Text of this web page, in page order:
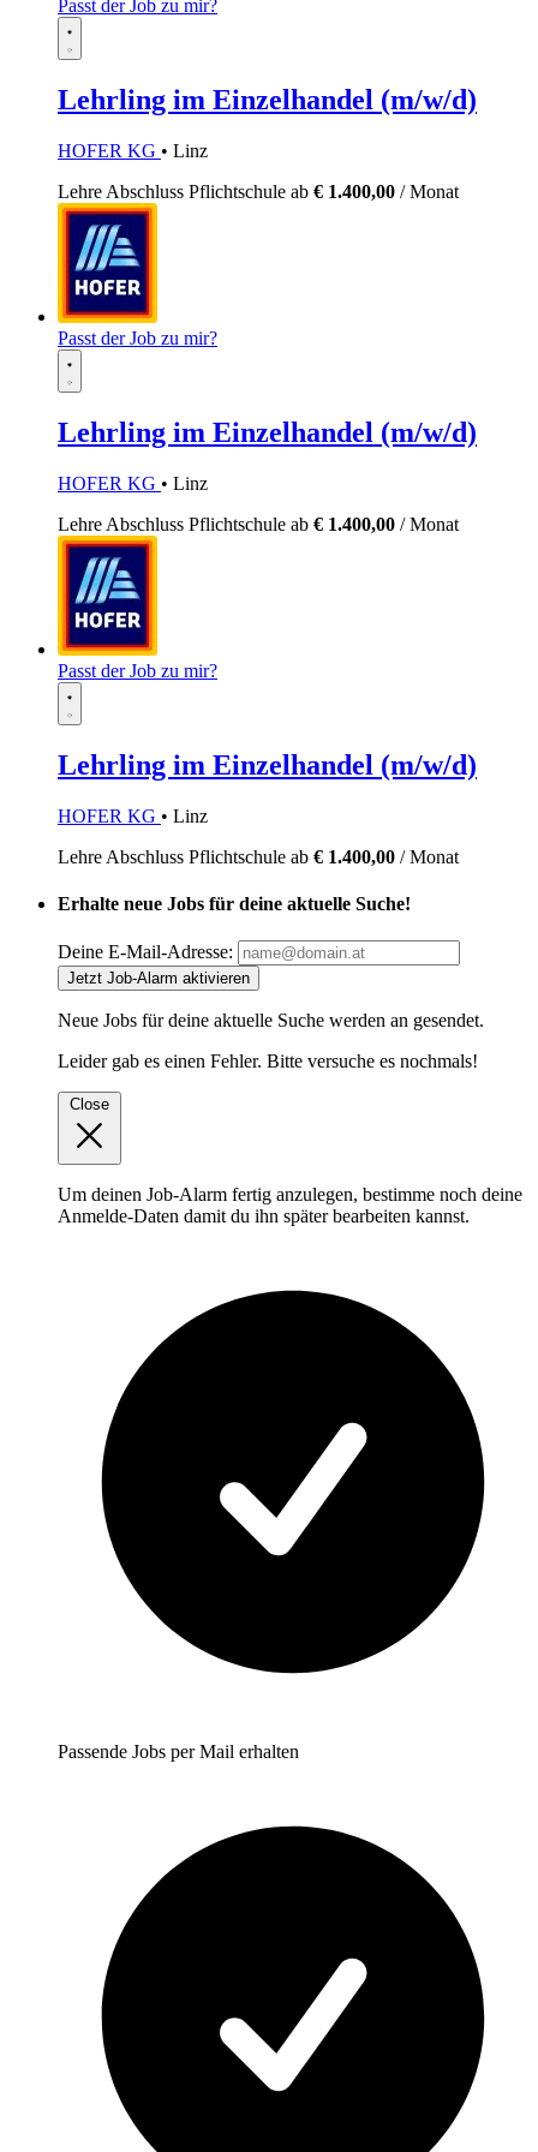
Passt der Job zu mir?
Lehrling im Einzelhandel (m/w/d)
HOFER KG • Linz
Lehre Abschluss Pflichtschule ab € 1.400,00 / Monat
Passt der Job zu mir?
Lehrling im Einzelhandel (m/w/d)
HOFER KG • Linz
Lehre Abschluss Pflichtschule ab € 1.400,00 / Monat
Passt der Job zu mir?
Lehrling im Einzelhandel (m/w/d)
HOFER KG • Linz
Lehre Abschluss Pflichtschule ab € 1.400,00 / Monat
Erhalte neue Jobs für deine aktuelle Suche!
Deine E-Mail-Adresse:
Jetzt Job-Alarm aktivieren
Neue Jobs für deine aktuelle Suche werden an gesendet.
Leider gab es einen Fehler. Bitte versuche es nochmals!
Close
Um deinen Job-Alarm fertig anzulegen, bestimme noch deine
Anmelde-Daten damit du ihn später bearbeiten kannst.
Passende Jobs per Mail erhalten